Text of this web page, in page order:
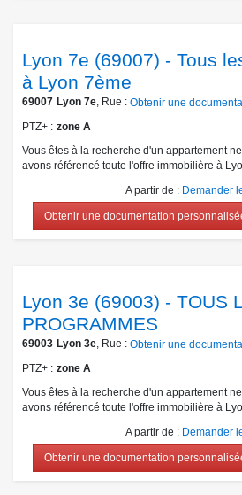
Lyon 7e (69007) - Tous
à Lyon 7ème
69007 Lyon 7e , Rue : Obtenir une
PTZ+
zone A
Vous êtes à la recherche d'un appartement
avons référencé toute l'offre immobilière à
A partir de : Demander
Obtenir une documentation
Lyon 3e (69003) - TOUS
PROGRAMMES
69003 Lyon 3e , Rue : Obtenir une
PTZ+
zone A
Vous êtes à la recherche d'un appartement
avons référencé toute l'offre immobilière à
A partir de : Demander
Obtenir une documentation